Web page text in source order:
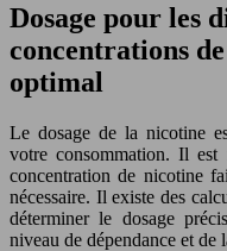
Dosage pour les
concentrations
optimal
Le dosage de la nicotine
votre consommation. Il est
concentration de nicotine
nécessaire. Il existe des
déterminer le dosage
niveau de dépendance et de